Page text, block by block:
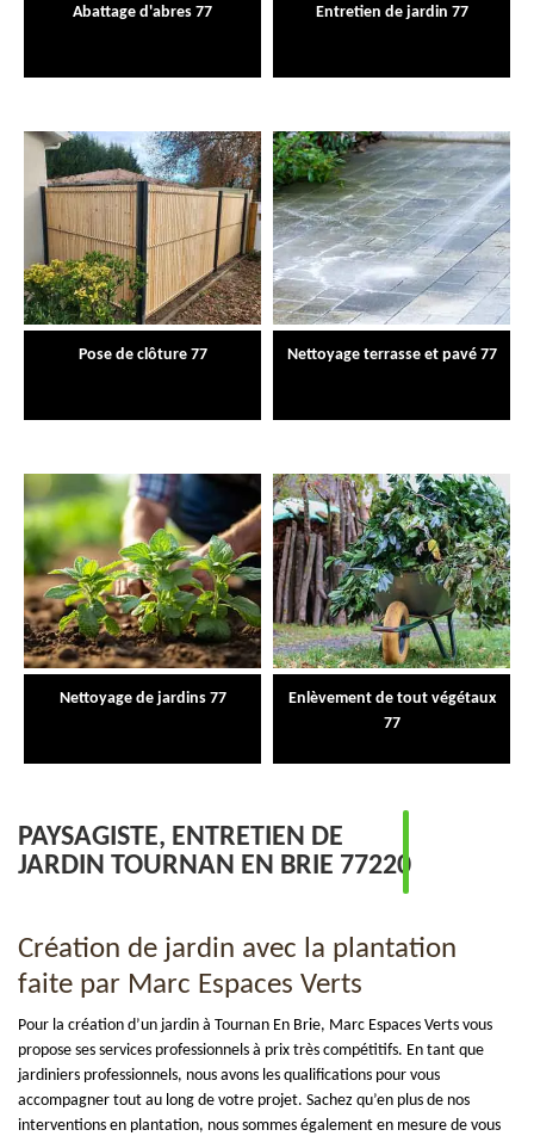
Abattage d'abres 77 Entretien de jardin 77
Pose de clôture 77 Nettoyage terrasse et pavé 77
Nettoyage de jardins 77
Enlèvement de tout végétaux
77
PAYSAGISTE, ENTRETIEN DE
JARDIN TOURNAN EN BRIE 77220
Création de jardin avec la plantation
faite par Marc Espaces Verts
Pour la création d’un jardin à Tournan En Brie, Marc Espaces Verts vous
propose ses services professionnels à prix très compétitifs. En tant que
jardiniers professionnels, nous avons les qualifications pour vous
accompagner tout au long de votre projet. Sachez qu’en plus de nos
interventions en plantation, nous sommes également en mesure de vous